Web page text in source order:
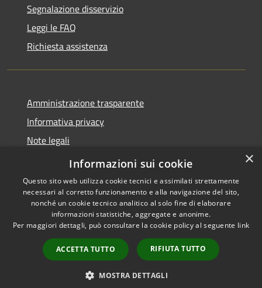
Segnalazione disservizio
Leggi le FAQ
Richiesta assistenza
Amministrazione trasparente
Informativa privacy
Note legali
Dichiarazione di accessibilità
Accessibilità
Copyright © 2026 • Comune di
Grezzana • Powered by
Municipium•
Accesso
redazione
×
Informazioni sui cookie
Questo sito web utilizza cookie tecnici e assimilati strettamente
necessari al corretto funzionamento e alla navigazione del sito,
nonché un cookie tecnico analitico al solo fine di elaborare
informazioni statistiche, aggregate e anonime.
Per maggiori dettagli, può consultare la cookie policy al seguente link
ACCETTA TUTTO RIFIUTA TUTTO
MOSTRA DETTAGLI